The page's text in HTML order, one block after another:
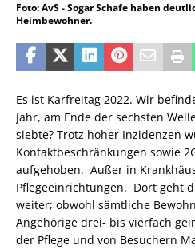
Foto: AvS - Sogar Schafe haben
Heimbewohner.
Es ist Karfreitag 2022. Wir
Jahr, am Ende der sechsten
siebte? Trotz hoher Inzidenzen
Kontaktbeschränkungen sowie
aufgehoben. Außer in
Pflegeeinrichtungen. Dort geht
weiter; obwohl sämtliche
Angehörige drei- bis vierfach
der Pflege und von Besuchern